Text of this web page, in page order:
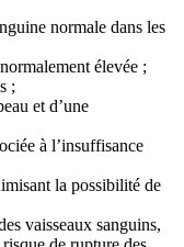
normale dans les
élevée ;
;
et d’une
à l’insuffisance
la possibilité de
vaisseaux sanguins,